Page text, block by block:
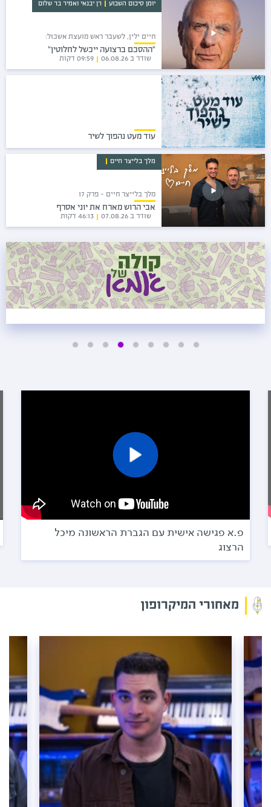
יומן סיכום השבוע רן יבנאי ואמיר בר שלום
חיים ילין, לשעבר ראש מועצת אשכול:
"ההסכם ברצועה ייכשל לחלוטין"
שודר ב 06.08.26 09:59 דקות
עוד מעט נהפוך לשיר
מלך בלייצר חיים
מלך בלייצר חיים - פרק 17
אבי הרוש מארח את יוני אסרף
שודר ב 07.08.26 46:13 דקות
פ.א פגישה אישית עם הגברת הראשונה מיכל
הרצוג
מאחורי המיקרופון